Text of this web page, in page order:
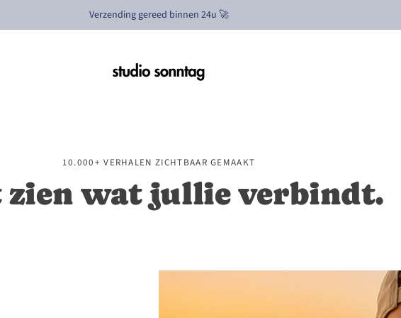
Verzending gereed binnen 24u 🚀
10.000+ VERHALEN ZICHTBAAR GEMAAKT
zien wat jullie verbindt.